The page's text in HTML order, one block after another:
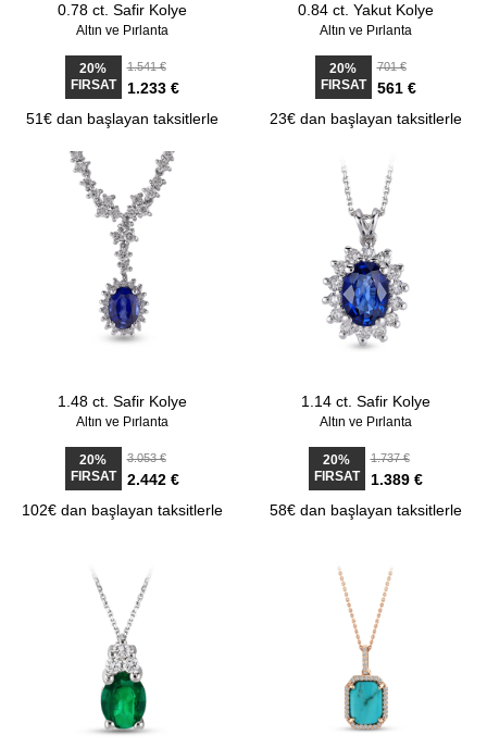
0.78 ct. Safir Kolye
Altın ve Pırlanta
20%
FIRSAT
1.541 €
1.233 €
51€ dan başlayan taksitlerle
0.84 ct. Yakut Kolye
Altın ve Pırlanta
20%
FIRSAT
701 €
561 €
23€ dan başlayan taksitlerle
1.48 ct. Safir Kolye
Altın ve Pırlanta
20%
FIRSAT
3.053 €
2.442 €
102€ dan başlayan taksitlerle
1.14 ct. Safir Kolye
Altın ve Pırlanta
20%
FIRSAT
1.737 €
1.389 €
58€ dan başlayan taksitlerle